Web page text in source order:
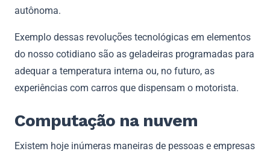
autônoma.
Exemplo dessas revoluções tecnológicas em elementos
do nosso cotidiano são as geladeiras programadas para
adequar a temperatura interna ou, no futuro, as
experiências com carros que dispensam o motorista.
Computação na nuvem
Existem hoje inúmeras maneiras de pessoas e empresas